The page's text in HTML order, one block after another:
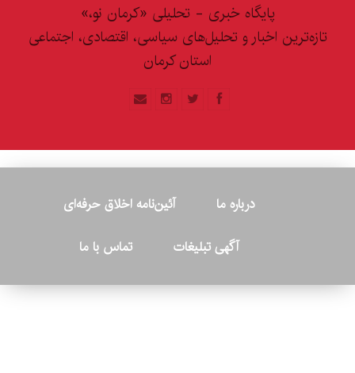
پایگاه خبری - تحلیلی «کرمان نو،»
تازه‌ترین اخبار و تحلیل‌های سیاسی، اقتصادی، اجتماعی
استان کرمان
درباره ما
آئین‌نامه اخلاق حرفه‌ای
آگهی تبلیغات
تماس با ما